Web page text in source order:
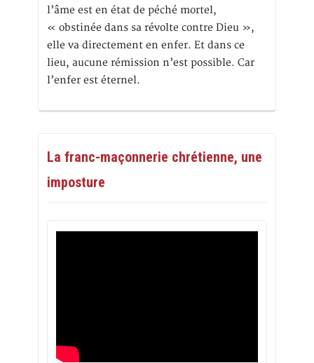
l’âme est en état de péché mortel,
« obstinée dans sa révolte contre Dieu »,
elle va directement en enfer. Et dans ce
lieu, aucune rémission n’est possible. Car
l’enfer est éternel.
La franc-maçonnerie chrétienne, une
imposture